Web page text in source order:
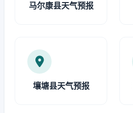
马尔康县天气预报
壤塘县天气预报